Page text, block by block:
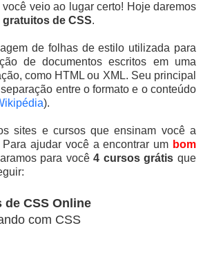
veio ao lugar certo! Hoje daremos
de CSS.
de folhas de estilo utilizada para
de documentos escritos em uma
como HTML ou XML. Seu principal
entre o formato e o conteúdo
).
sites e cursos que ensinam você a
ajudar você a encontrar um bom
para você4 cursos grátis que
CSS Online
com CSS